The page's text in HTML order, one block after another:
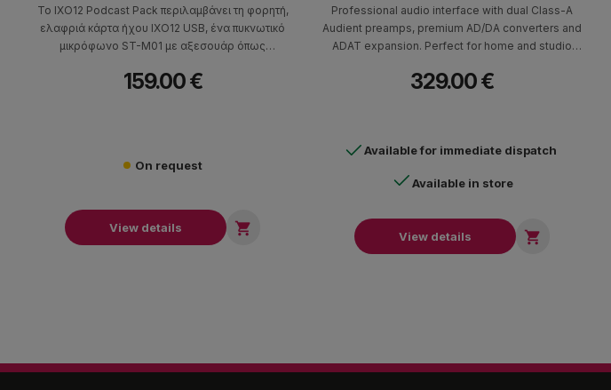
Το IXO12 Podcast Pack περιλαμβάνει τη φορητή,
ελαφριά κάρτα ήχου IXO12 USB, ένα πυκνωτικό
μικρόφωνο ST-M01 με αξεσουάρ όπως
159.00 €
On request
View details 
Professional audio interface with dual Class-A
Audient preamps, premium AD/DA converters and
ADAT expansion. Perfect for home and studio
3.0 power.
329.00 €
Available for immediate dispatch
Available in store
View details 